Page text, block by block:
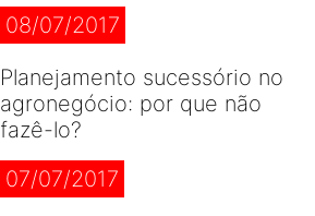
08/07/2017
Planejamento sucessório no
agronegócio: por que não
fazê-lo?
07/07/2017